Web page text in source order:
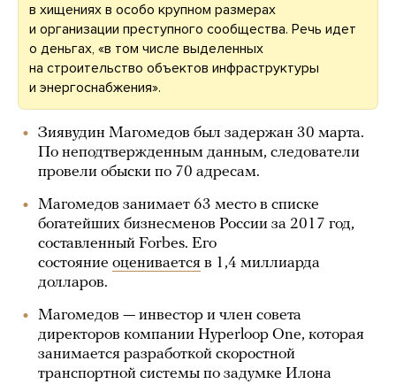
в хищениях в особо крупном размерах
и организации преступного сообщества. Речь идет
о деньгах, «в том числе выделенных
на строительство объектов инфраструктуры
и энергоснабжения».
Зиявудин Магомедов был задержан 30 марта.
По неподтвержденным данным, следователи
провели обыски по 70 адресам.
Магомедов занимает 63 место в списке
богатейших бизнесменов России за 2017 год,
составленный Forbes. Его
состояние оценивается в 1,4 миллиарда
долларов.
Магомедов — инвестор и член совета
директоров компании Hyperloop One, которая
занимается разработкой скоростной
транспортной системы по задумке Илона